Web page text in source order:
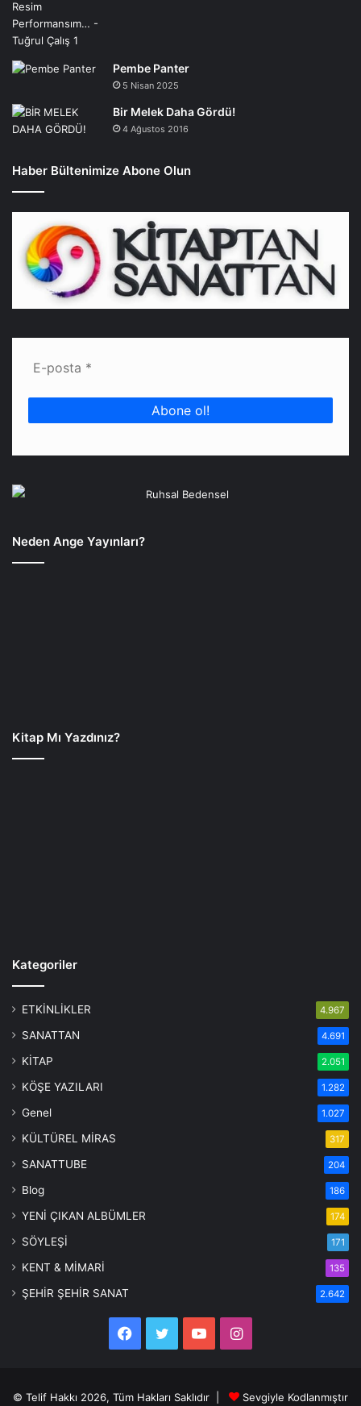
Pembe Panter
5 Nisan 2025
Bir Melek Daha Gördü!
4 Ağustos 2016
Haber Bültenimize Abone Olun
Neden Ange Yayınları?
Kitap Mı Yazdınız?
Kategoriler
ETKİNLİKLER 4.967
SANATTAN 4.691
KİTAP 2.051
KÖŞE YAZILARI 1.282
Genel 1.027
KÜLTÜREL MİRAS 317
SANATTUBE 204
Blog 186
YENİ ÇIKAN ALBÜMLER 174
SÖYLEŞİ 171
KENT & MİMARİ 135
ŞEHİR ŞEHİR SANAT 2.642
Facebook
TwitterYouTubeInstagram
© Telif Hakkı 2026, Tüm Hakları Saklıdır | Sevgiyle Kodlanmıştır